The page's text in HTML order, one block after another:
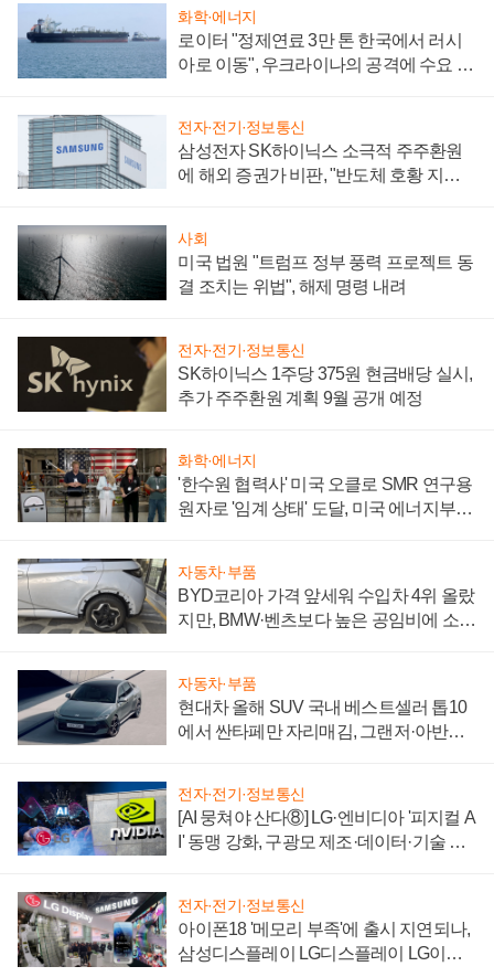
화학·에너지
로이터 "정제연료 3만 톤 한국에서 러시
아로 이동", 우크라이나의 공격에 수요 늘
전자·전기·정보통신
삼성전자 SK하이닉스 소극적 주주환원
에 해외 증권가 비판, "반도체 호황 지속
사회
미국 법원 "트럼프 정부 풍력 프로젝트 동
결 조치는 위법", 해제 명령 내려
전자·전기·정보통신
SK하이닉스 1주당 375원 현금배당 실시,
추가 주주환원 계획 9월 공개 예정
화학·에너지
'한수원 협력사' 미국 오클로 SMR 연구용
원자로 '임계 상태' 도달, 미국 에너지부
자동차·부품
BYD코리아 가격 앞세워 수입차 4위 올랐
지만, BMW·벤츠보다 높은 공임비에 소비
자동차·부품
현대차 올해 SUV 국내 베스트셀러 톱10
에서 싼타페만 자리매김, 그랜저·아반떼
전자·전기·정보통신
[AI 뭉쳐야 산다⑧] LG·엔비디아 '피지컬 A
I' 동맹 강화, 구광모 제조·데이터·기술 결
전자·전기·정보통신
아이폰18 '메모리 부족'에 출시 지연되나,
삼성디스플레이 LG디스플레이 LG이노